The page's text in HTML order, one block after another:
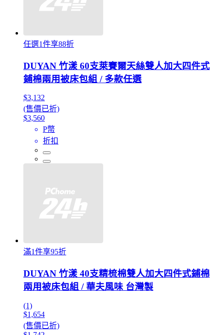
任選1件享88折
DUYAN 竹漾 60支萊賽爾天絲雙人加大四件式
鋪棉兩用被床包組 / 多款任選
$3,132
(售價已折)
$3,560
P幣
折扣
滿1件享95折
DUYAN 竹漾 40支精梳棉雙人加大四件式鋪棉
兩用被床包組 / 華夫風味 台灣製
(1)
$1,654
(售價已折)